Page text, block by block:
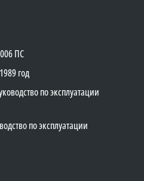
ПС
год
по эксплуатации
по эксплуатации